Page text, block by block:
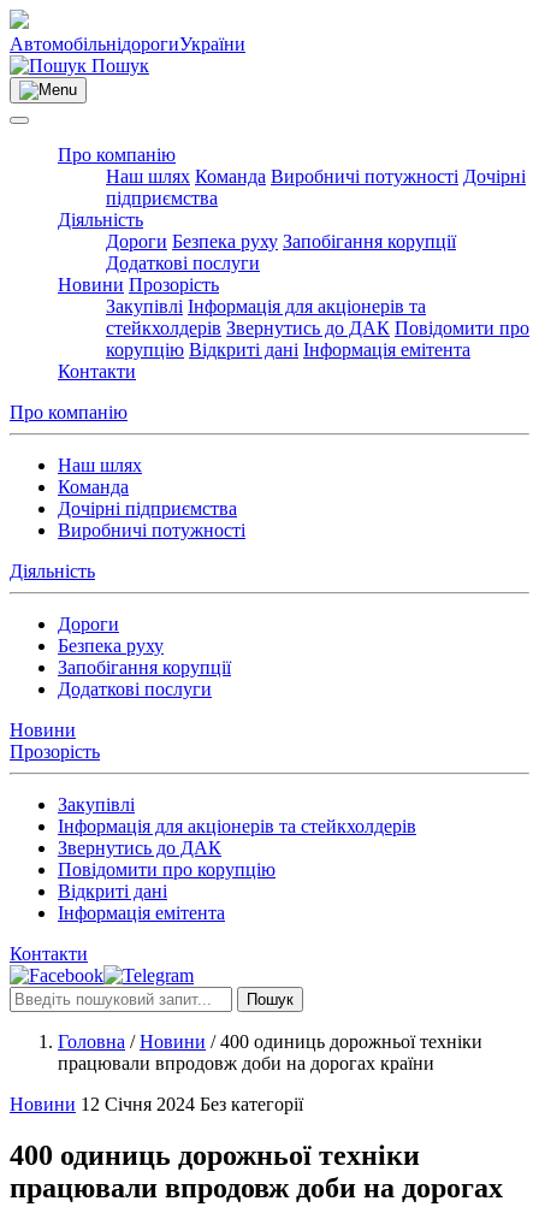
АвтомобільнідорогиУкраїни
Пошук
Про компанію
Наш шлях Команда Виробничі потужності Дочірні
підприємства
Діяльність
Дороги Безпека руху Запобігання корупції
Додаткові послуги
Новини Прозорість
Закупівлі Інформація для акціонерів та
стейкхолдерів Звернутись до ДАК Повідомити про
корупцію Відкриті дані Інформація емітента
Контакти
Про компанію
Наш шлях
Команда
Дочірні підприємства
Виробничі потужності
Діяльність
Дороги
Безпека руху
Запобігання корупції
Додаткові послуги
Новини
Прозорість
Закупівлі
Інформація для акціонерів та стейкхолдерів
Звернутись до ДАК
Повідомити про корупцію
Відкриті дані
Інформація емітента
Контакти
Пошук
Головна /Новини /400 одиниць дорожньої техніки
працювали впродовж доби на дорогах країни
Новини 12 Січня 2024 Без категорії
400 одиниць дорожньої техніки
працювали впродовж доби на дорогах